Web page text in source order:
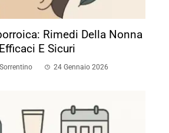
Rimedi Della Nonna
Efficaci E Sicuri
24 Gennaio 2026